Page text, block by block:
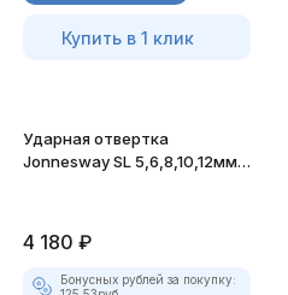
Купить в 1 клик
Ударная отвертка
Jonnesway SL 5,6,8,10,12мм
4 180 ₽
Бонусных рублей за покупку: